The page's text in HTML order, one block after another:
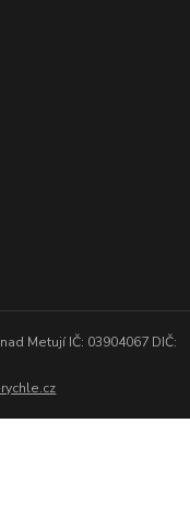
Metují IČ: 03904067 DIČ: